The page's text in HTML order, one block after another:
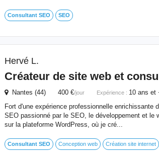
Consultant SEO SEO
Hervé L.
Créateur de site web et
Nantes (44) 400 €/jour Expérience : 10 ans et
Fort d'une expérience professionnelle
SEO passionné par le SEO, le développement et le
sur la plateforme WordPress, où je cré...
Consultant SEO Conception web Création site internet